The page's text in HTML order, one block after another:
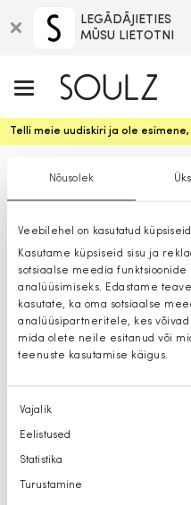
Nõusolek
Veebilehel on kasutatud
Kasutame küpsiseid sisu ja
sotsiaalse meedia
analüüsimiseks. Edastame
kasutate, ka oma sotsiaalse
analüüsipartneritele, kes
mida olete neile esitanud või
teenuste kasutamise käigus.
Nõusoleku
valik
Vajalik
Eelistused
Statistika
Turustamine
LEGĀDĀJIETIES
MŪSU LIETOTNI
Telli meie uudiskiri ja ole
Teksad poistele